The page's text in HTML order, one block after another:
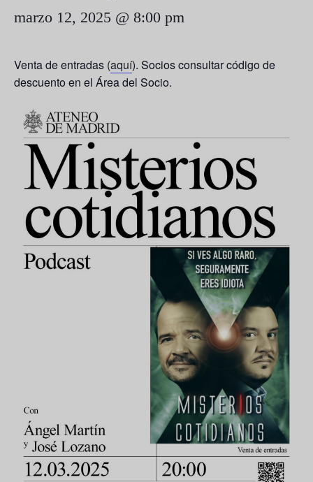
marzo 12, 2025 @ 8:00 pm
Venta de entradas (aquí). Socios consultar código de
descuento en el Área del Socio.